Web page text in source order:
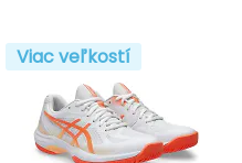
Viac veľkostí